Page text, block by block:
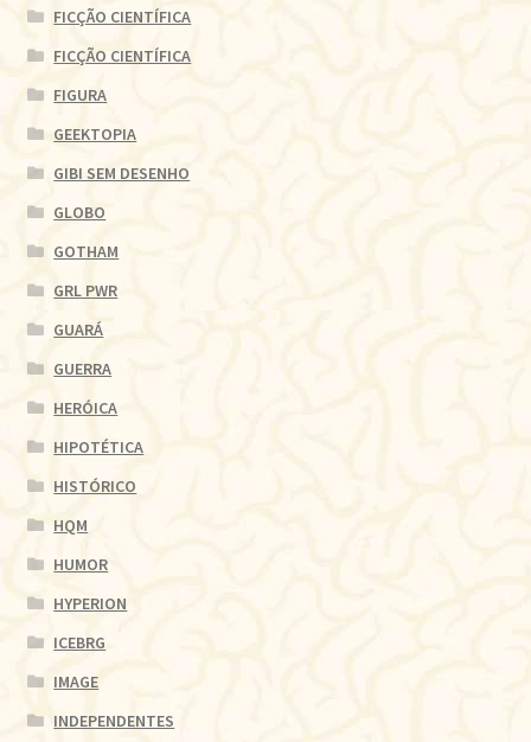
FICÇÃO CIENTÍFICA
FICÇÃO CIENTÍFICA
FIGURA
GEEKTOPIA
GIBI SEM DESENHO
GLOBO
GOTHAM
GRL PWR
GUARÁ
GUERRA
HERÓICA
HIPOTÉTICA
HISTÓRICO
HQM
HUMOR
HYPERION
ICEBRG
IMAGE
INDEPENDENTES